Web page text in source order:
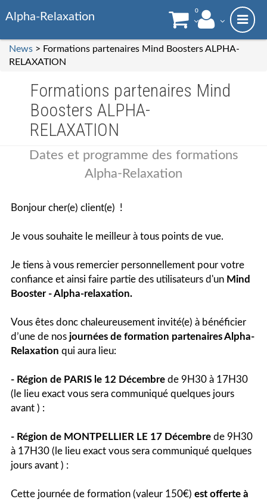
Alpha-Relaxation 0
News > Formations partenaires Mind Boosters ALPHA-
RELAXATION
Formations partenaires Mind
Boosters ALPHA-
RELAXATION
Dates et programme des formations
Alpha-Relaxation
Bonjour cher(e) client(e) !
Je vous souhaite le meilleur à tous points de vue.
Je tiens à vous remercier personnellement pour votre
confiance et ainsi faire partie des utilisateurs d'un Mind
Booster - Alpha-relaxation.
Vous êtes donc chaleureusement invité(e) à bénéficier
d’une de nos journées de formation partenaires Alpha-
Relaxation qui aura lieu:
- Région de PARIS le 12 Décembre de 9H30 à 17H30
(le lieu exact vous sera communiqué quelques jours
avant ) :
- Région de MONTPELLIER LE 17 Décembre de 9H30
à 17H30 (le lieu exact vous sera communiqué quelques
jours avant ) :
Cette journée de formation (valeur 150€) est offerte à